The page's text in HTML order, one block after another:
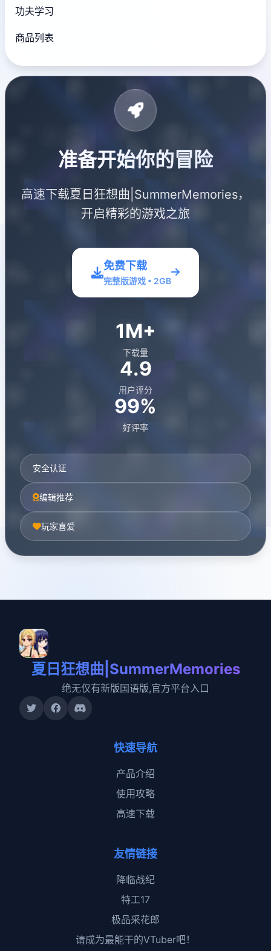
功夫学习
商品列表
准备开始你的冒险
高速下载夏日狂想曲|SummerMemories，
开启精彩的游戏之旅
免费下载
完整版游戏 • 2GB
1M+
下载量
4.9
用户评分
99%
好评率
安全认证
编辑推荐
玩家喜爱
夏日狂想曲|SummerMemories
绝无仅有新版国语版,官方平台入口
快速导航
产品介绍
使用攻略
高速下载
友情链接
降临战纪
特工17
极品采花郎
请成为最能干的VTuber吧！